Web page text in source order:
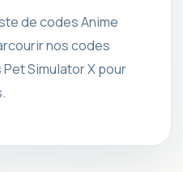
de codes Anime
nos codes
Simulator X pour